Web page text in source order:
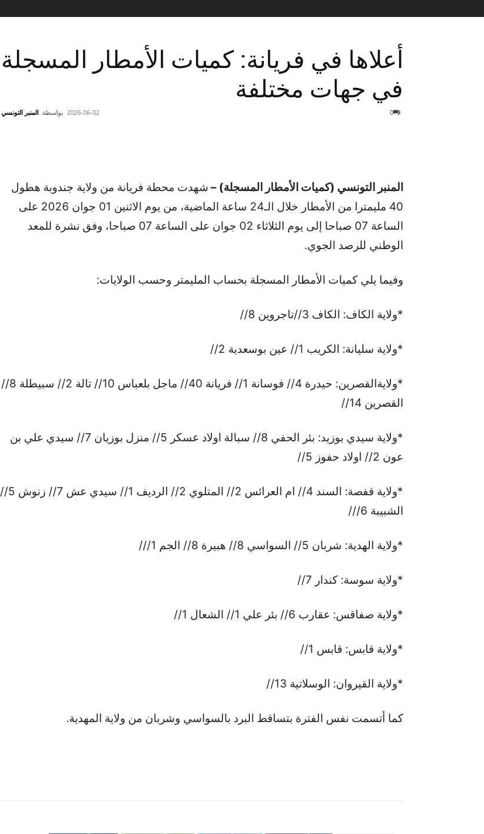
أعلاها في فريانة: كميات الأمطار المسجلة
في جهات مختلفة
بواسطة المنبر التونسي 2026-06-02 0
المنبر التونسي (كميات الأمطار المسجلة) – شهدت محطة فريانة من ولاية جندوبة هطول
40 مليمترا من الأمطار خلال الـ24 ساعة الماضية، من يوم الاثنين 01 جوان 2026 على
الساعة 07 صباحا إلى يوم الثلاثاء 02 جوان على الساعة 07 صباحا، وفق نشرة للمعد
الوطني للرصد الجوي.
وفيما يلي كميات الأمطار المسجلة بحساب المليمتر وحسب الولايات:
*ولاية الكاف: الكاف 3//تاجروين 8//
*ولاية سليانة: الكريب 1// عين بوسعدية 2//
*ولايةالقصرين: حيدرة 4// فوسانة 1// فريانة 40// ماجل بلعباس 10// تالة 2// سبيطلة 8//
القصرين 14//
*ولاية سيدي بوزيد: بئر الحفي 8// سبالة اولاد عسكر 5// منزل بوزيان 7// سيدي علي بن
عون 2// اولاد حفوز 5//
*ولاية قفصة: السند 4// ام العرائس 2// المتلوي 2// الرديف 1// سيدي عش 7// زنوش 5//
الشبيبة 6///
*ولاية الهدية: شربان 5// السواسي 8// هبيرة 8// الجم 1///
*ولاية سوسة: كندار 7//
*ولاية صفاقس: عقارب 6// بئر علي 1// الشعال 1//
*ولاية قابس: قابس 1//
*ولاية القيروان: الوسلاتية 13//
كما أتسمت نفس الفترة بتساقط البرد بالسواسي وشربان من ولاية المهدية.